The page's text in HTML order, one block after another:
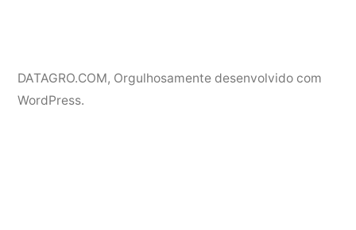
DATAGRO.COM, Orgulhosamente desenvolvido com
WordPress.